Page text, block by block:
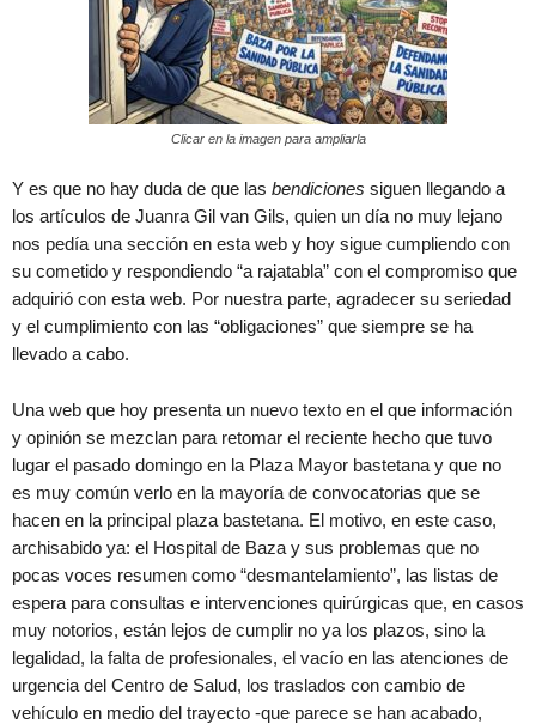
Clicar en la imagen para ampliarla
Y es que no hay duda de que las bendiciones siguen llegando a
los artículos de Juanra Gil van Gils, quien un día no muy lejano
nos pedía una sección en esta web y hoy sigue cumpliendo con
su cometido y respondiendo “a rajatabla” con el compromiso que
adquirió con esta web. Por nuestra parte, agradecer su seriedad
y el cumplimiento con las “obligaciones” que siempre se ha
llevado a cabo.
Una web que hoy presenta un nuevo texto en el que información
y opinión se mezclan para retomar el reciente hecho que tuvo
lugar el pasado domingo en la Plaza Mayor bastetana y que no
es muy común verlo en la mayoría de convocatorias que se
hacen en la principal plaza bastetana. El motivo, en este caso,
archisabido ya: el Hospital de Baza y sus problemas que no
pocas voces resumen como “desmantelamiento”, las listas de
espera para consultas e intervenciones quirúrgicas que, en casos
muy notorios, están lejos de cumplir no ya los plazos, sino la
legalidad, la falta de profesionales, el vacío en las atenciones de
urgencia del Centro de Salud, los traslados con cambio de
vehículo en medio del trayecto -que parece se han acabado,